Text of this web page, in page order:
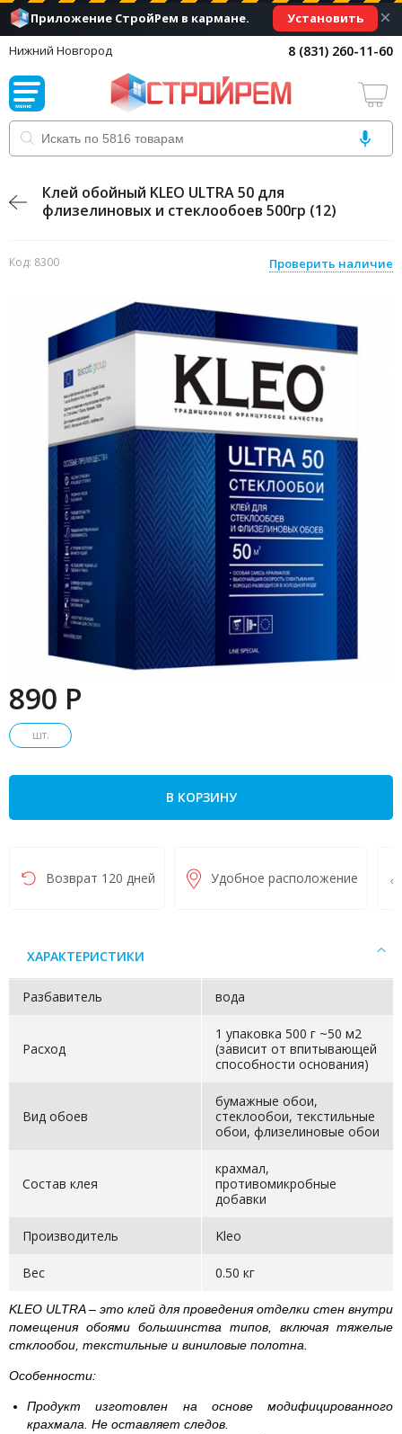
Приложение СтройРем в кармане. Установить ×
Нижний Новгород 8 (831) 260-11-60
Клей обойный KLEO ULTRA 50 для
флизелиновых и стеклообоев 500гр (12)
Код: 8300 Проверить наличие
890 P
шт.
В КОРЗИНУ
Возврат 120 дней Удобное расположение
ХАРАКТЕРИСТИКИ
Разбавитель вода
Расход
1 упаковка 500 г ~50 м2
(зависит от впитывающей
способности основания)
Вид обоев
бумажные обои,
стеклообои, текстильные
обои, флизелиновые обои
Состав клея
крахмал,
противомикробные
добавки
Производитель Kleo
Вес 0.50 кг
KLEO ULTRA – это клей для проведения отделки стен внутри
помещения обоями большинства типов, включая тяжелые
стклообои, текстильные и виниловые полотна.
Особенности:
Продукт изготовлен на основе модифицированного
крахмала. Не оставляет следов.